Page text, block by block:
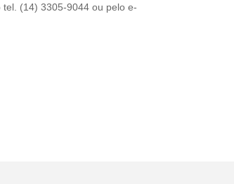
(14) 3305-9044 ou pelo e-